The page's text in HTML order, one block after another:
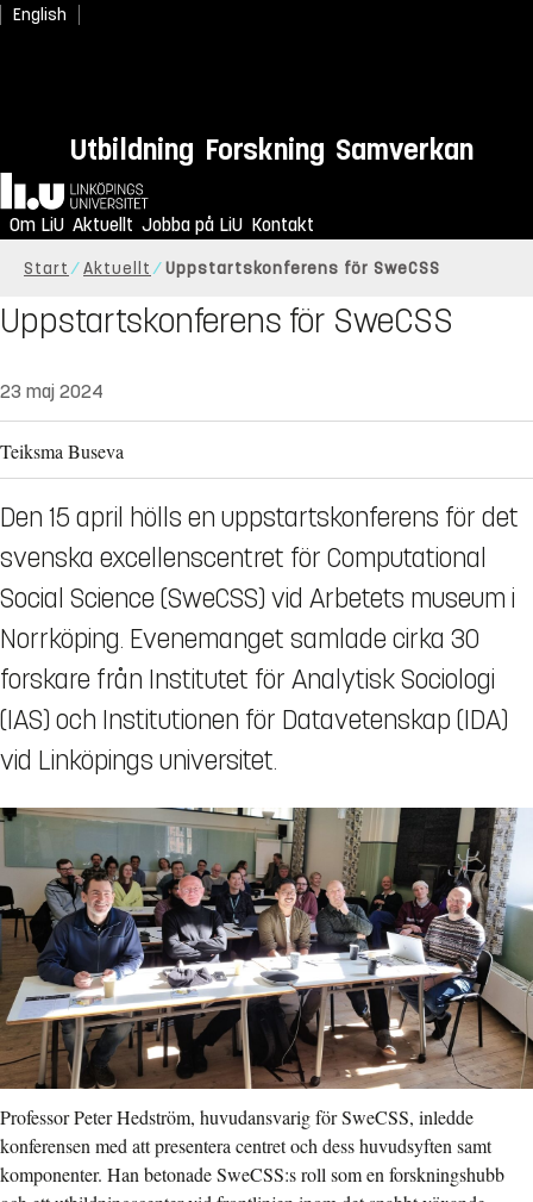
English
Utbildning Forskning Samverkan
Hem
Om LiU Aktuellt Jobba på LiU Kontakt
Start Aktuellt Uppstartskonferens för SweCSS
Uppstartskonferens för SweCSS
23 maj 2024
Teiksma Buseva
Den 15 april hölls en uppstartskonferens för det
svenska excellenscentret för Computational
Social Science (SweCSS) vid Arbetets museum i
Norrköping. Evenemanget samlade cirka 30
forskare från Institutet för Analytisk Sociologi
(IAS) och Institutionen för Datavetenskap (IDA)
vid Linköpings universitet.
Professor Peter Hedström, huvudansvarig för SweCSS, inledde
konferensen med att presentera centret och dess huvudsyften samt
komponenter. Han betonade SweCSS:s roll som en forskningshubb